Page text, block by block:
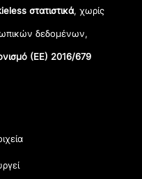
στατιστικά, χωρίς
δεδομένων,
(ΕΕ) 2016/679